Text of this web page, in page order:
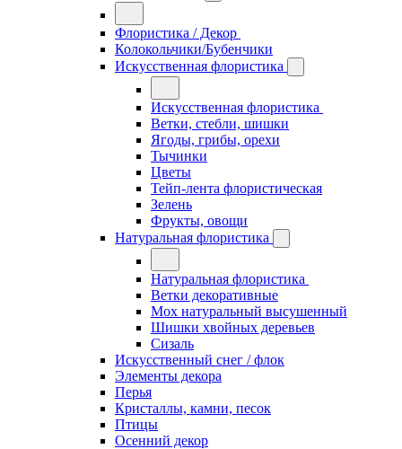
Флористика / Декор
Колокольчики/Бубенчики
Искусственная флористика
Искусственная флористика
Ветки, стебли, шишки
Ягоды, грибы, орехи
Тычинки
Цветы
Тейп-лента флористическая
Зелень
Фрукты, овощи
Натуральная флористика
Натуральная флористика
Ветки декоративные
Мох натуральный высушенный
Шишки хвойных деревьев
Сизаль
Искусственный снег / флок
Элементы декора
Перья
Кристаллы, камни, песок
Птицы
Осенний декор